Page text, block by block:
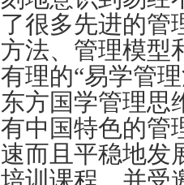
了很多先进的管
方法、管理模型
有理的“易学管
东方国学管理思
有中国特色的管
速而且平稳地发